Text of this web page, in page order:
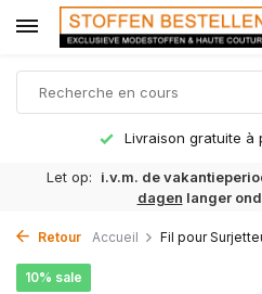
Livraison gratuite à
Let op: i.v.m. de
dagen langer
Retour Accueil Fil pour
10% sale